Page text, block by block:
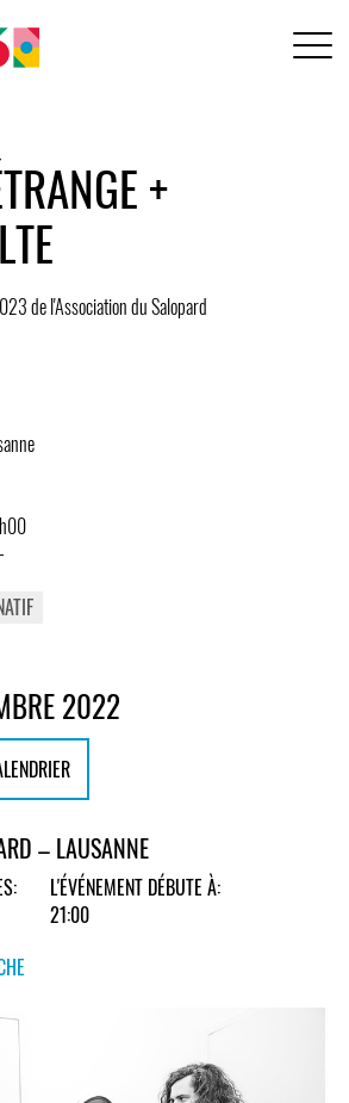
+
de l'Association du Salopard
2022
– LAUSANNE
L'ÉVÉNEMENT DÉBUTE À:
21:00